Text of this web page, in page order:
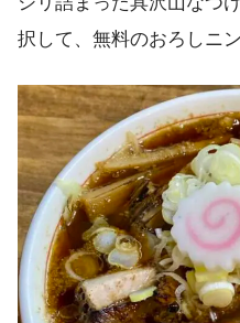
択して、無料のおろしニ